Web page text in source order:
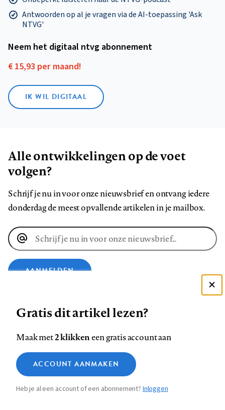
Antwoorden op al je vragen via de AI-toepassing 'Ask
NTVG'
Neem het digitaal ntvg abonnement
€ 15,93 per maand!
IK WIL DIGITAAL
Alle ontwikkelingen op de voet
volgen?
Schrijf je nu in voor onze nieuwsbrief en ontvang iedere
donderdag de meest opvallende artikelen in je mailbox.
E-
mailadres
AANMELDEN
Volg
ons
op
Volg
ons
op
Volg
ons
op
Volg
ons
op
Volg
ons
Volg
Footer
Contact Colofon Disclaimer Privacy
Medische vragen verdienen
betrouwbare antwoorden
Gratis dit artikel lezen?
Maak met2 klikkeneen gratis account aan
ACCOUNT AANMAKEN
Heb je al een account of een abonnement?Inloggen
Zie onze cookie policy
Analytische cookies
Marketing cookies